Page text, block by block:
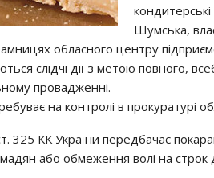
Шумська,
обласного центру
слідчі дії з метою повного,
провадженні.
на контролі в прокуратурі
325 КК України передбачає
або обмеження волі на строк